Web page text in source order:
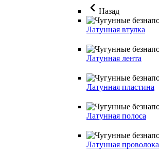
Назад
Латунная втулка
Латунная лента
Латунная пластина
Латунная полоса
Латунная проволока